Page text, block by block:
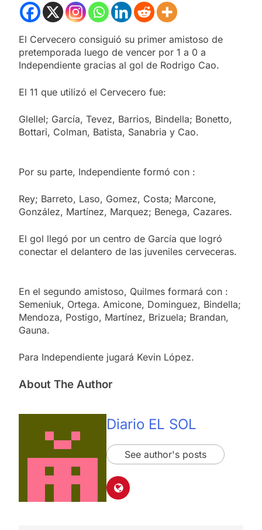
El Cervecero consiguió su primer amistoso de
pretemporada luego de vencer por 1 a 0 a
Independiente gracias al gol de Rodrigo Cao.
El 11 que utilizó el Cervecero fue:
Glellel; García, Tevez, Barrios, Bindella; Bonetto,
Bottari, Colman, Batista, Sanabria y Cao.
Por su parte, Independiente formó con :
Rey; Barreto, Laso, Gomez, Costa; Marcone,
González, Martínez, Marquez; Benega, Cazares.
El gol llegó por un centro de García que logró
conectar el delantero de las juveniles cerveceras.
En el segundo amistoso, Quilmes formará con :
Semeniuk, Ortega. Amicone, Dominguez, Bindella;
Mendoza, Postigo, Martínez, Brizuela; Brandan,
Gauna.
Para Independiente jugará Kevin López.
About The Author
Diario EL SOL
See author's posts